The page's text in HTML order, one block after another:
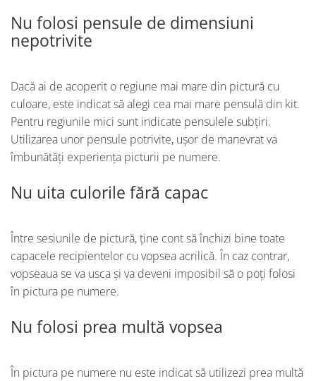
Nu folosi pensule de dimensiuni
nepotrivite
Dacă ai de acoperit o regiune mai mare din pictură cu
culoare, este indicat să alegi cea mai mare pensulă din kit.
Pentru regiunile mici sunt indicate pensulele subțiri.
Utilizarea unor pensule potrivite, ușor de manevrat va
îmbunătăți experiența picturii pe numere.
Nu uita culorile fără capac
Între sesiunile de pictură, ține cont să închizi bine toate
capacele recipientelor cu vopsea acrilică. În caz contrar,
vopseaua se va usca și va deveni imposibil să o poți folosi
în pictura pe numere.
Nu folosi prea multă vopsea
În pictura pe numere nu este indicat să utilizezi prea multă